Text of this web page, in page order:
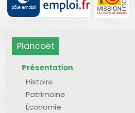
Plancoët
Présentation
Histoire
Patrimoine
Économie